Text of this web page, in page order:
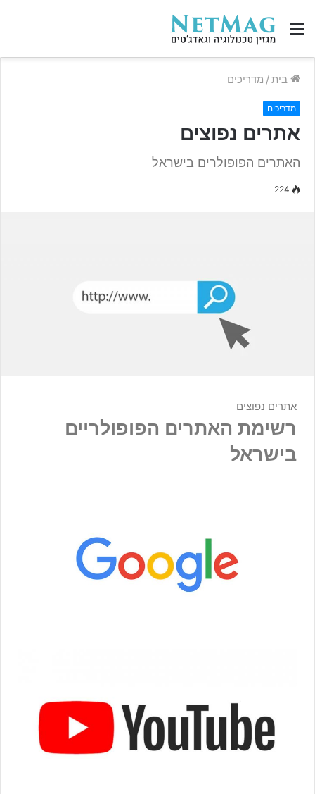
בית/ מדריכים
מדריכים
אתרים נפוצים
האתרים הפופולרים בישראל
224
אתרים נפוצים
רשימת האתרים הפופולריים
בישראל